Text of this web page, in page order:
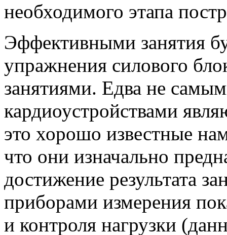
необходимого этапа
Эффективными занятия
упражнения силового
занятиями. Едва не
кардиоустройствами
это хорошо известные
что они изначально
достижение результата
приборами измерения
и контроля нагрузки